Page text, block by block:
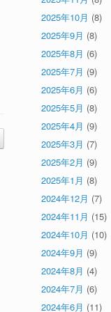
2025年10月 (8)
2025年9月 (8)
2025年8月 (6)
2025年7月 (9)
2025年6月 (6)
2025年5月 (8)
2025年4月 (9)
2025年3月 (7)
2025年2月 (9)
2025年1月 (8)
2024年12月 (7)
2024年11月 (15)
2024年10月 (10)
2024年9月 (9)
2024年8月 (4)
2024年7月 (6)
2024年6月 (11)